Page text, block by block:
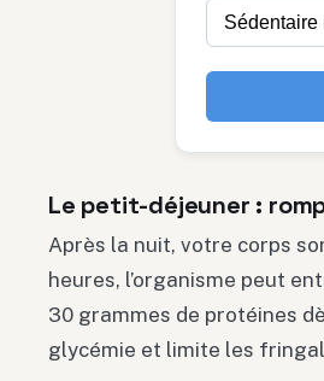
Le petit-déjeuner :
Après la nuit, votre corps
heures, l’organisme peut
30 grammes de protéines
glycémie et limite les